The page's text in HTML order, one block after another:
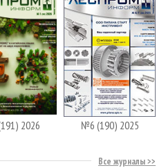
2026 №6 (190) 2025
Все журналы